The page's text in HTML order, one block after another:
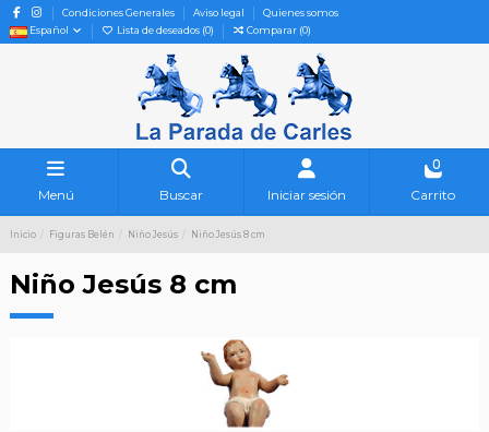
Condiciones Generales Aviso legal
Quienes somos
Español
Lista de deseados (0) Comparar (0)
Menú Buscar Iniciar sesión
0
Carrito
Inicio Figuras Belén Niño Jesús Niño Jesús 8 cm
Niño Jesús 8 cm